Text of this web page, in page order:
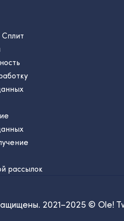
рассылок
2021–2025 © Ole!